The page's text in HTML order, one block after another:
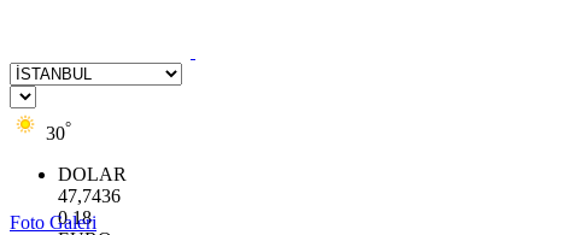
30°
DOLAR
47,7436
0.18
Foto Galeri